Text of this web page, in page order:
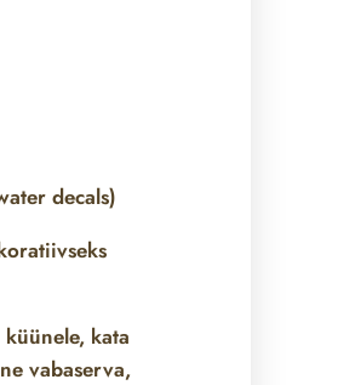
decals)
kata
vabaserva,